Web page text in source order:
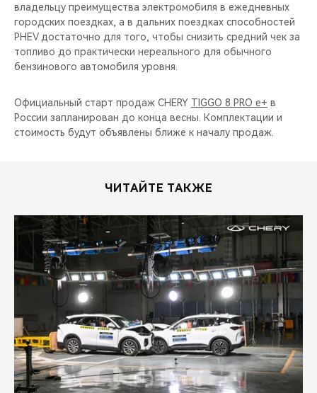
владельцу преимущества электромобиля в ежедневных
городских поездках, а в дальних поездках способностей
PHEV достаточно для того, чтобы снизить средний чек за
топливо до практически нереального для обычного
бензинового автомобиля уровня.
Официальный старт продаж CHERY TIGGO 8 PRO e+ в
России запланирован до конца весны. Комплектации и
стоимость будут объявлены ближе к началу продаж.
ЧИТАЙТЕ ТАКЖЕ